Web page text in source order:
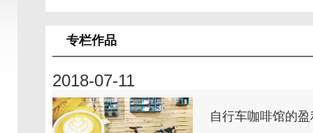
专栏作品
2018-07-11
自行车咖啡馆的